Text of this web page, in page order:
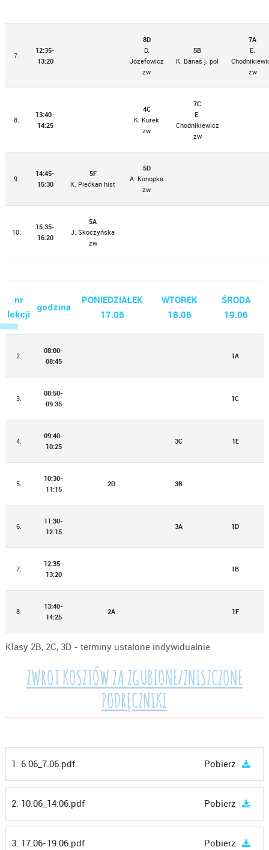
7.
12:35-
13:20
8D
D.
Józefowicz
zw
5B
K. Banaś j. pol
7A
E.
zw
8.
13:40-
14:25
4C
K. Kurek
zw
7C
E.
Chodnikiewicz
zw
9.
14:45-
15:30
5F
K. Piećkan hist
5D
A. Konopka
zw
10.
15:35-
16:20
5A
J. Skoczyńska
zw
nr
lekcji
godzina
PONIEDZIAŁEK
17.06
WTOREK
18.06
ŚRODA
19.06
2.
08:00-
08:45
1A
3.
08:50-
09:35
1C
4.
09:40-
10:25
3C 1E
5.
10:30-
11:15
2D 3B
6.
11:30-
12:15
3A 1D
7.
12:35-
13:20
1B
8.
13:40-
14:25
2A 1F
Klasy 2B, 2C, 3D - terminy ustalone indywidualnie
ZWROT KOSZTÓW ZA ZGUBIONE/ZNISZCZONE
PODRĘCZNIKI
1. 6.06_7.06.pdf Pobierz
2. 10.06_14.06.pdf Pobierz
3. 17.06-19.06.pdf Pobierz